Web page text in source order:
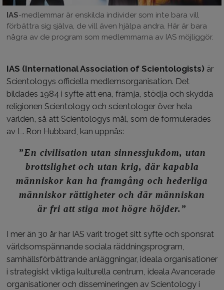
IAS-medlemmar är enskilda individer som inte bara vill
förbättra sig själva, de vill även hjälpa andra. Här är bara
några av de program som medlemmarna av IAS möjliggör.
IAS (International Association of Scientologists) är
Scientologys officiella medlemsorganisation. Det
bildades 1984 i syfte att ena, främja, stödja och skydda
religionen Scientology och scientologer över hela
världen, så att Scientologys mål, som de formulerades
av L. Ron Hubbard, kan uppnås:
”En civilisation utan sinnessjukdom, utan
brottslighet och utan krig, där kapabla
människor kan ha framgång och hederliga
människor rättigheter och där människan
är fri att stiga mot högre höjder.”
I mer än 30 år har IAS varit troget sitt syfte och sponsrat
världsomspännande sociala räddningsprogram,
samhällsförbättrande anläggningar, ideala organisationer
i strategiskt viktiga kulturella centrum, ideala Avancerade
organisationer och dissemineringen av Scientology i